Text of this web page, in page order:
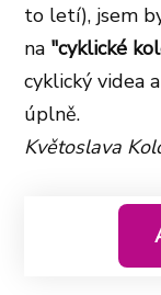
to letí), jsem
na "cyklické
cyklický videa
úplně.
Květoslava